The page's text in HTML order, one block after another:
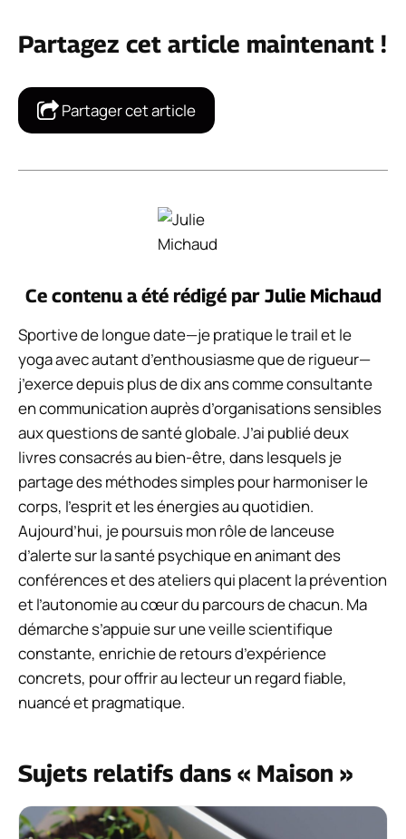
Partagez cet article maintenant !
Partager cet article
Ce contenu a été rédigé par Julie Michaud
Sportive de longue date—je pratique le trail et le
yoga avec autant d’enthousiasme que de rigueur—
j’exerce depuis plus de dix ans comme consultante
en communication auprès d’organisations sensibles
aux questions de santé globale. J’ai publié deux
livres consacrés au bien-être, dans lesquels je
partage des méthodes simples pour harmoniser le
corps, l’esprit et les énergies au quotidien.
Aujourd’hui, je poursuis mon rôle de lanceuse
d’alerte sur la santé psychique en animant des
conférences et des ateliers qui placent la prévention
et l’autonomie au cœur du parcours de chacun. Ma
démarche s’appuie sur une veille scientifique
constante, enrichie de retours d’expérience
concrets, pour offrir au lecteur un regard fiable,
nuancé et pragmatique.
Sujets relatifs dans « Maison »